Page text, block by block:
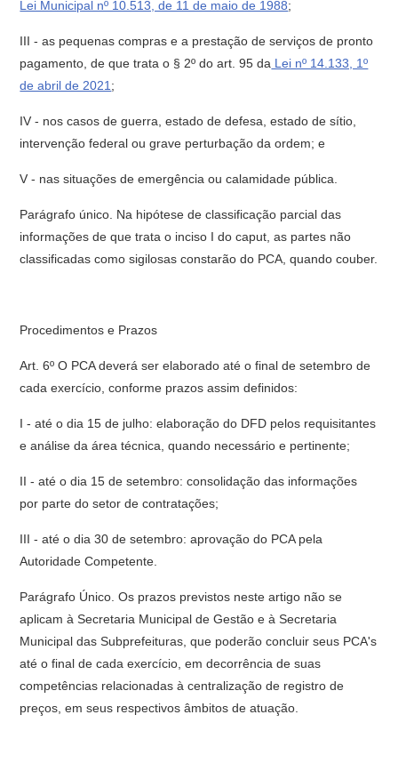
Lei Municipal nº 10.513, de 11 de maio de 1988;
III - as pequenas compras e a prestação de serviços de pronto
pagamento, de que trata o § 2º do art. 95 da Lei nº 14.133, 1º
de abril de 2021 ;
IV - nos casos de guerra, estado de defesa, estado de sítio,
intervenção federal ou grave perturbação da ordem; e
V - nas situações de emergência ou calamidade pública.
Parágrafo único. Na hipótese de classificação parcial das
informações de que trata o inciso I do caput, as partes não
classificadas como sigilosas constarão do PCA, quando couber.
Procedimentos e Prazos
Art. 6º O PCA deverá ser elaborado até o final de setembro de
cada exercício, conforme prazos assim definidos:
I - até o dia 15 de julho: elaboração do DFD pelos requisitantes
e análise da área técnica, quando necessário e pertinente;
II - até o dia 15 de setembro: consolidação das informações
por parte do setor de contratações;
III - até o dia 30 de setembro: aprovação do PCA pela
Autoridade Competente.
Parágrafo Único. Os prazos previstos neste artigo não se
aplicam à Secretaria Municipal de Gestão e à Secretaria
Municipal das Subprefeituras, que poderão concluir seus PCA's
até o final de cada exercício, em decorrência de suas
competências relacionadas à centralização de registro de
preços, em seus respectivos âmbitos de atuação.